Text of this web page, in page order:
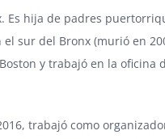
Es hija de padres
sur del Bronx (murió en
y trabajó en la oficina
trabajó como